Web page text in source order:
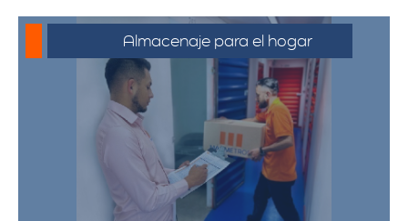
Almacenaje para el hogar
Ofrecemos servicios de almacenamiento
para muebles, electrodomésticos, y
pertenencias personales, asegurando
que sus bienes estén protegidos y
accesibles.